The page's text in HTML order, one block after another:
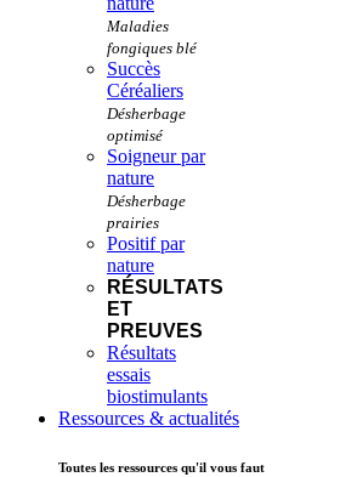
Succès
Céréaliers
Soigneur par
nature
Positif par
nature
RÉSULTATS
ET
PREUVES
Résultats
essais
biostimulants
Ressources & actualités
Toutes les ressources qu'il vous faut